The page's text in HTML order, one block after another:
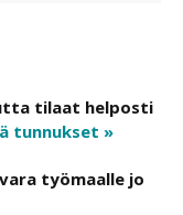
tilaat helposti
tunnukset »
työmaalle jo